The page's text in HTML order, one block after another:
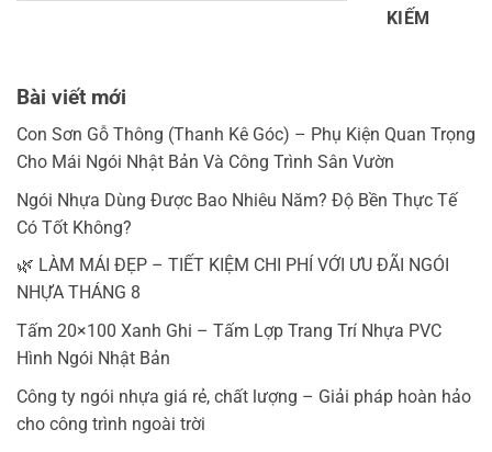
KIẾM
Bài viết mới
Con Sơn Gỗ Thông (Thanh Kê Góc) – Phụ Kiện Quan Trọng
Cho Mái Ngói Nhật Bản Và Công Trình Sân Vườn
Ngói Nhựa Dùng Được Bao Nhiêu Năm? Độ Bền Thực Tế
Có Tốt Không?
🌿 LÀM MÁI ĐẸP – TIẾT KIỆM CHI PHÍ VỚI ƯU ĐÃI NGÓI
NHỰA THÁNG 8
Tấm 20×100 Xanh Ghi – Tấm Lợp Trang Trí Nhựa PVC
Hình Ngói Nhật Bản
Công ty ngói nhựa giá rẻ, chất lượng – Giải pháp hoàn hảo
cho công trình ngoài trời